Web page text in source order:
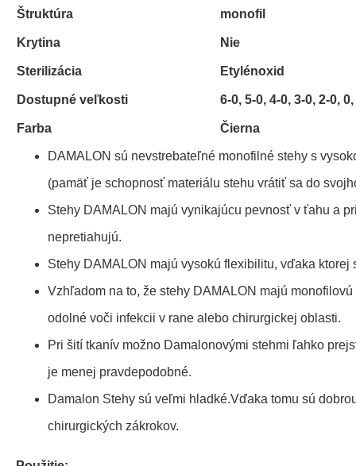
Štruktúra monofil
Krytina Nie
Sterilizácia Etylénoxid
Dostupné veľkosti 6-0, 5-0, 4-0, 3-0, 2-0,
Farba Čierna
DAMALON sú nevstrebateľné monofilné stehy s
(pamäť je schopnosť materiálu stehu vrátiť sa do
Stehy DAMALON majú vynikajúcu pevnosť v ťahu a
nepretiahujú.
Stehy DAMALON majú vysokú flexibilitu, vďaka ktorej
Vzhľadom na to, že stehy DAMALON majú
odolné voči infekcii v rane alebo chirurgickej oblasti.
Pri šití tkanív možno Damalonovými stehmi ľahko
je menej pravdepodobné.
Damalon Stehy sú veľmi hladké.Vďaka tomu sú
chirurgických zákrokov.